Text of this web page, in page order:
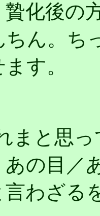
化後の
ん。ち
す。
まと思
の目／
わざる